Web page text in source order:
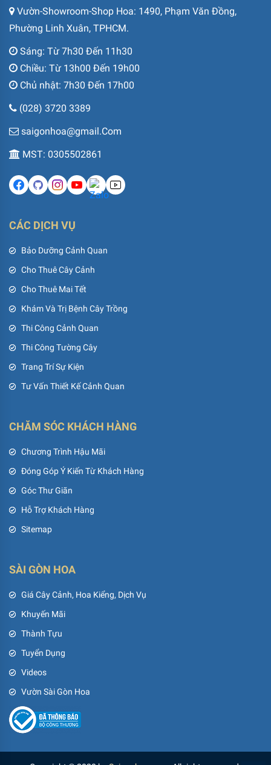
Vườn-Showroom-Shop Hoa: 1490, Phạm Văn Đồng,
Phường Linh Xuân, TPHCM.
Sáng: Từ 7h30 Đến 11h30
Chiều: Từ 13h00 Đến 19h00
Chủ nhật: 7h30 Đến 17h00
(028) 3720 3389
saigonhoa@gmail.Com
MST: 0305502861
CÁC DỊCH VỤ
Bảo Dưỡng Cảnh Quan
Cho Thuê Cây Cảnh
Cho Thuê Mai Tết
Khám Và Trị Bệnh Cây Trồng
Thi Công Cảnh Quan
Thi Công Tường Cây
Trang Trí Sự Kiện
Tư Vấn Thiết Kế Cảnh Quan
CHĂM SÓC KHÁCH HÀNG
Chương Trình Hậu Mãi
Đóng Góp Ý Kiến Từ Khách Hàng
Góc Thư Giãn
Hỗ Trợ Khách Hàng
Sitemap
SÀI GÒN HOA
Giá Cây Cảnh, Hoa Kiểng, Dịch Vụ
Khuyến Mãi
Thành Tựu
Tuyển Dụng
Videos
Vườn Sài Gòn Hoa